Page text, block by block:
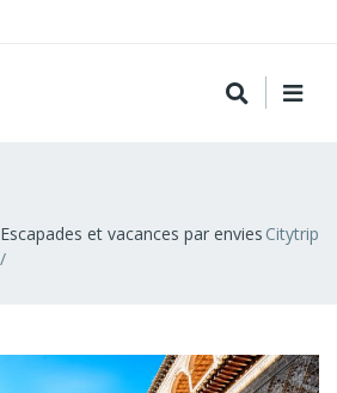
Escapades et vacances par envies Citytrip